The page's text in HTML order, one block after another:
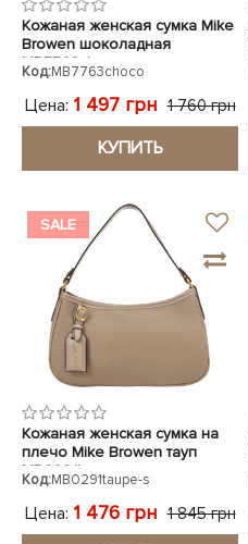
Кожаная женская сумка Mike
Browen шоколадная
MB7763choco
Код:MB7763choco
Цена: 1 497 грн 1 760 грн
КУПИТЬ
SALE
Кожаная женская сумка на
плечо Mike Browen тауп
MB0291taupe
Код:MB0291taupe-s
Цена: 1 476 грн 1 845 грн